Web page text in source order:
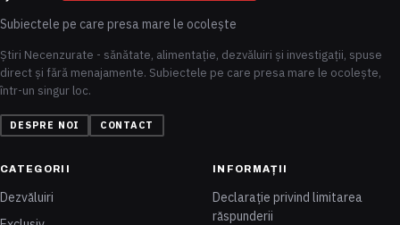
Subiectele pe care presa mare le ocolește
Știri Necenzurate - sănătate, alimentație, dezvăluiri și investigații, spuse
direct și fără menajamente. Subiectele pe care presa mare le ocolește,
într-un singur loc.
DESPRE NOI CONTACT
CATEGORII
Dezvăluiri
INFORMAȚII
Declarație privind limitarea
răspunderii